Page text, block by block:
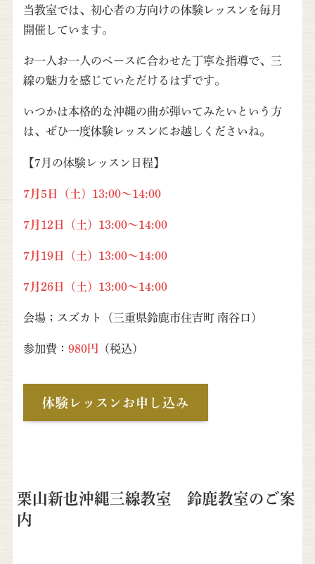
当教室では、初心者の方向けの体験レッスンを毎月
開催しています。
お一人お一人のペースに合わせた丁寧な指導で、三
線の魅力を感じていただけるはずです。
いつかは本格的な沖縄の曲が弾いてみたいという方
は、ぜひ一度体験レッスンにお越しくださいね。
【7月の体験レッスン日程】
7月5日（土）13:00～14:00
7月12日（土）13:00～14:00
7月19日（土）13:00～14:00
7月26日（土）13:00～14:00
会場；スズカト（三重県鈴鹿市住吉町 南谷口）
参加費： 980円 （税込）
体験レッスンお申し込み
栗山新也沖縄三線教室 鈴鹿教室のご案
内